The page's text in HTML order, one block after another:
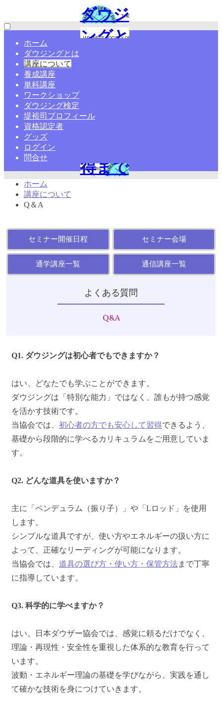
ダウジ
ングと
ラム・
得まで
ダウザ
ー協
会】
ホーム
ダウジングとは
講座について
養成講座
単科講座
ワークショップ
ダウジング検定
堤裕司プロフィール
資格認定者
グッズ
ログイン
問合せ
ホーム
講座について
Q＆A
セミナー開催日程 セミナー会場
通学講座一覧 通信講座一覧
よくある質問
Q&A
Q1. ダウジングは初心者でもできますか？
はい、どなたでも学ぶことができます。
ダウジングは「特別な能力」ではなく、誰もが持つ感覚
を活かす技術です。
当協会では、 初心者の方でも安心して習得できるよう、
基礎から段階的に学べるカリキュラムをご用意していま
す。
Q2. どんな道具を使いますか？
主に「ペンデュラム（振り子）」や「Lロッド」を使用
します。
シンプルな道具ですが、使い方やエネルギーの扱い方に
よって、正確なリーディングが可能になります。
当協会では、 道具の選び方・使い方・保管方法まで丁寧
に指導しています。
Q3. 科学的に学べますか？
はい。日本ダウザー協会では、感覚に頼るだけでなく、
理論・再現性・安全性を重視した体系的な教育を行って
います。
波動・エネルギー理論の基礎を学びながら、実践を通し
て確かな技術を身につけていきます。